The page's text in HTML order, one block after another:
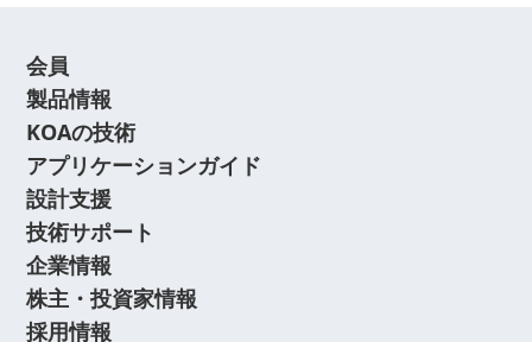
会員
製品情報
KOAの技術
アプリケーションガイド
設計支援
技術サポート
企業情報
株主・投資家情報
採用情報